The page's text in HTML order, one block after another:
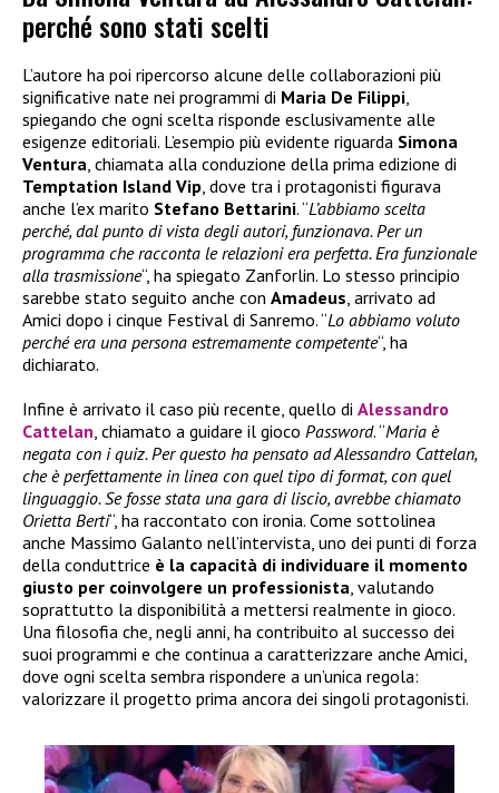
perché sono stati scelti
L’autore ha poi ripercorso alcune delle collaborazioni più
significative nate nei programmi di Maria De Filippi
spiegando che ogni scelta risponde esclusivamente alle
esigenze editoriali. L’esempio più evidente riguarda Simona
Ventura , chiamata alla conduzione della prima edizione di
Temptation Island Vip , dove tra i protagonisti figurava
anche l’ex marito Stefano Bettarini. “L’abbiamo scelta
perché, dal punto di vista degli autori, funzionava. Per un
programma che racconta le relazioni era perfetta. Era funzionale
alla trasmissione“, ha spiegato Zanforlin. Lo stesso principio
sarebbe stato seguito anche con Amadeus , arrivato ad
Amici dopo i cinque Festival di Sanremo. “Lo abbiamo voluto
perché era una persona estremamente competente“, ha
dichiarato.
Infine è arrivato il caso più recente, quello di Alessandro
Cattelan , chiamato a guidare il gioco Password. “Maria è
negata con i quiz. Per questo ha pensato ad Alessandro Cattelan,
che è perfettamente in linea con quel tipo di format, con quel
linguaggio. Se fosse stata una gara di liscio, avrebbe chiamato
Orietta Berti“, ha raccontato con ironia. Come sottolinea
anche Massimo Galanto nell’intervista, uno dei punti di forza
della conduttrice è la capacità di individuare il momento
giusto per coinvolgere un professionista , valutando
soprattutto la disponibilità a mettersi realmente in gioco.
Una filosofia che, negli anni, ha contribuito al successo dei
suoi programmi e che continua a caratterizzare anche Amici,
dove ogni scelta sembra rispondere a un’unica regola:
valorizzare il progetto prima ancora dei singoli protagonisti.